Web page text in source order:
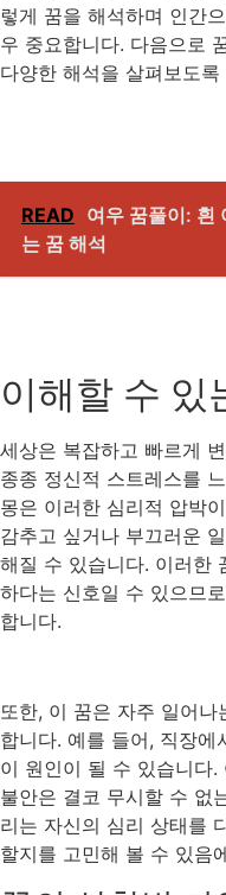
렇게 꿈을 해석하며 인간
우 중요합니다. 다음으로
다양한 해석을 살펴보도록
READ 여우 꿈풀이: 흰
는 꿈 해석
이해할 수 있
세상은 복잡하고 빠르게
종종 정신적 스트레스를
몽은 이러한 심리적 압박
감추고 싶거나 부끄러운
해질 수 있습니다. 이러한
하다는 신호일 수 있으므
합니다.
또한, 이 꿈은 자주 일어
합니다. 예를 들어, 직장
이 원인이 될 수 있습니다
불안은 결코 무시할 수 없
리는 자신의 심리 상태를
할지를 고민해 볼 수 있음